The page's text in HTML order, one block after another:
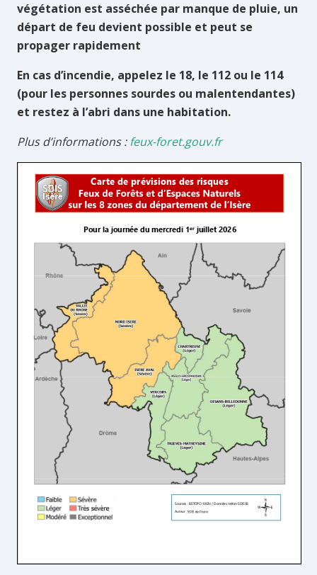
végétation est asséchée par manque de pluie, un
départ de feu devient possible et peut se
propager rapidement
En cas d’incendie, appelez le 18, le 112 ou le 114
(pour les personnes sourdes ou malentendantes)
et restez à l’abri dans une habitation.
Plus d’informations :feux-foret.gouv.fr